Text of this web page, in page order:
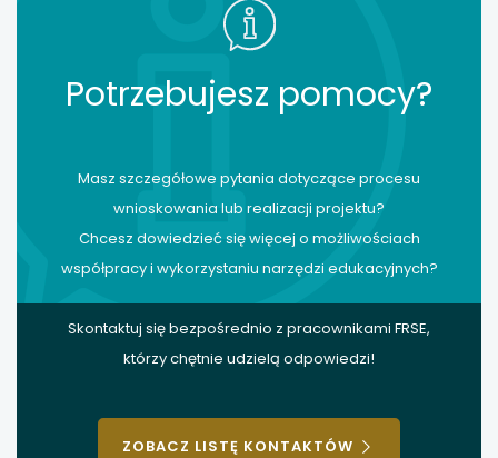
Potrzebujesz pomocy?
Masz szczegółowe pytania dotyczące procesu
wnioskowania lub realizacji projektu?
Chcesz dowiedzieć się więcej o możliwościach
współpracy i wykorzystaniu narzędzi edukacyjnych?
Skontaktuj się bezpośrednio z pracownikami FRSE,
którzy chętnie udzielą odpowiedzi!
ZOBACZ LISTĘ KONTAKTÓW